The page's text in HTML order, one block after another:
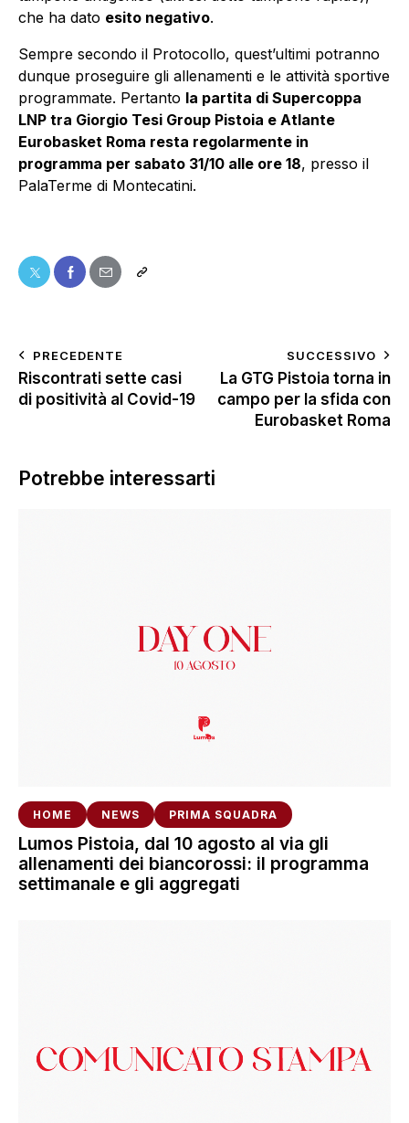
che ha dato esito negativo.
Sempre secondo il Protocollo, quest’ultimi potranno
dunque proseguire gli allenamenti e le attività sportive
programmate. Pertanto la partita di Supercoppa
LNP tra Giorgio Tesi Group Pistoia e Atlante
Eurobasket Roma resta regolarmente in
programma per sabato 31/10 alle ore 18, presso il
PalaTerme di Montecatini.
PRECEDENTE
Riscontrati sette casi
di positività al Covid-19
SUCCESSIVO
La GTG Pistoia torna in
campo per la sfida con
Eurobasket Roma
Potrebbe interessarti
HOME NEWS PRIMA SQUADRA
Lumos Pistoia, dal 10 agosto al via gli
allenamenti dei biancorossi: il programma
settimanale e gli aggregati